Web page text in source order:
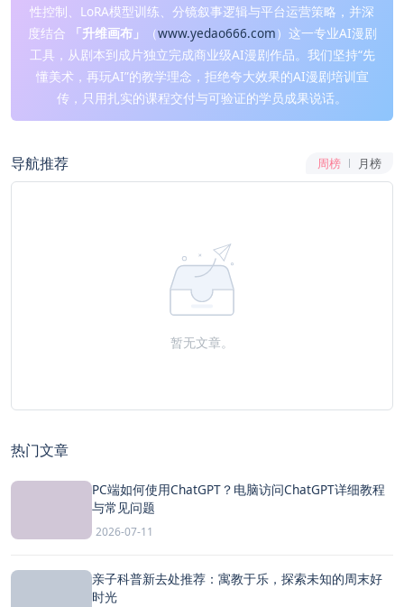
性控制、LoRA模型训练、分镜叙事逻辑与平台运营策略，并深
度结合
「升维画布」 （www.yedao666.com）这一专业AI漫剧
工具，从剧本到成片独立完成商业级AI漫剧作品。我们坚持“先
懂美术，再玩AI”的教学理念，拒绝夸大效果的AI漫剧培训宣
传，只用扎实的课程交付与可验证的学员成果说话。
导航推荐 周榜 月榜
暂无文章。
热门文章
PC端如何使用ChatGPT？电脑访问ChatGPT详细教程
与常见问题
2026-07-11
亲子科普新去处推荐：寓教于乐，探索未知的周末好
时光